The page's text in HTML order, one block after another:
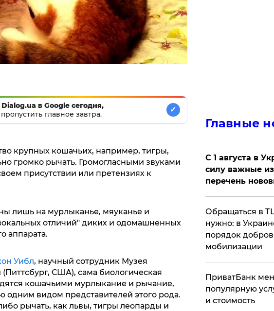
в Google сегодня,
главное завтра.
✓
крупных кошачьих, например, тигры,
громко рычать. Громогласными звуками
присутствии или претензиях к
лишь на мурлыканье, мяуканье и
отличий" диких и одомашненных
аппарата.
Уибл, научный сотрудник Музея
США), сама биологическая
кошачьими мурлыкание и рычание,
одним видом представителей этого рода.
рычать, как львы, тигры леопарды и
Главные
С 1 августа в
силу важные
перечень
Обращаться в
нужно: в
порядок
мобилизации
ПриватБанк
популярную
и стоимость